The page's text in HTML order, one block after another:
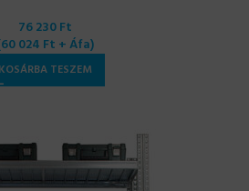
76 230Ft
60 024 Ft + Áfa)
KOSÁRBA TESZEM